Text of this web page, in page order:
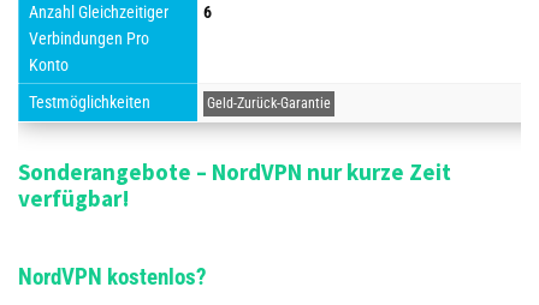
Anzahl Gleichzeitiger
Verbindungen Pro
Konto
6
Testmöglichkeiten Geld-Zurück-Garantie
Sonderangebote – NordVPN nur kurze Zeit
verfügbar!
NordVPN kostenlos?